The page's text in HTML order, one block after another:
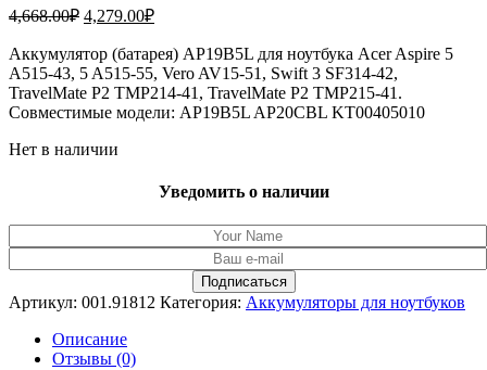
4,668.00₽ Первоначальная
составляла
4,668.00₽.
4,279.00₽Текущая
4,279.00₽.
Аккумулятор (батарея) AP19B5L для ноутбука Acer Aspire 5
A515-43, 5 A515-55, Vero AV15-51, Swift 3 SF314-42,
TravelMate P2 TMP214-41, TravelMate P2 TMP215-41.
Совместимые модели: AP19B5L AP20CBL KT00405010
Нет в наличии
Уведомить о наличии
Артикул: 001.91812 Категория: Аккумуляторы для ноутбуков
Описание
Отзывы (0)